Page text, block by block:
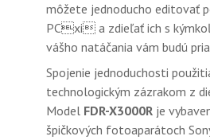
môžete jednoducho editovať
PCxi a zdieľať ich s
vášho natáčania vám budú
Spojenie jednoduchosti
technologickým zázrakom z
Model FDR-X3000R je
špičkových fotoaparátoch